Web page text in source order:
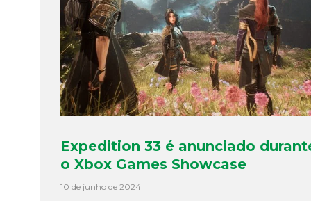
Expedition 33 é anunciado
o Xbox Games Showcase
10 de junho de 2024